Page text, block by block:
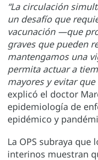
“La circulación
un desafío que
vacunación —que
graves que pueden
mantengamos una
permita actuar a
mayores y evitar
explicó el doctor
epidemiología de
epidémico y
La OPS subraya
interinos muestran